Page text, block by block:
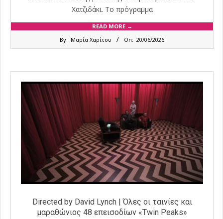
Χατζιδάκι. Το πρόγραμμα
READ MORE →
By: Μαρία Χαρίτου On: 20/06/2026
Directed by David Lynch | Όλες οι ταινίες και
μαραθώνιος 48 επεισοδίων «Twin Peaks»